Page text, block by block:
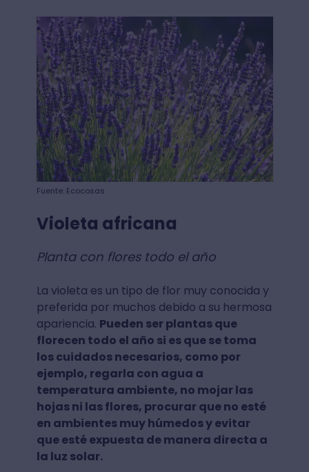
Fuente: Ecocosas
Violeta africana
Planta con flores todo el año
La violeta es un tipo de flor muy conocida y
preferida por muchos debido a su hermosa
apariencia. Pueden ser plantas que
florecen todo el año si es que se toma
los cuidados necesarios, como por
ejemplo, regarla con agua a
temperatura ambiente, no mojar las
hojas ni las flores, procurar que no esté
en ambientes muy húmedos y evitar
que esté expuesta de manera directa a
la luz solar.